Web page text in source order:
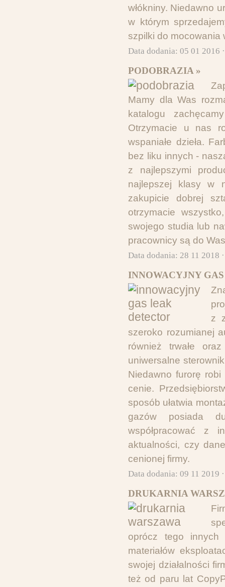
włókniny. Niedawno
w którym
szpilki do mocowania
Data dodania: 05 01 2016
PODOBRAZIA »
Mamy dla Was
katalogu
Otrzymacie u nas
wspaniałe dzieła.
bez liku innych -
z najlepszymi
najlepszej klasy w
zakupicie dobrej
otrzymacie
swojego studia lub
pracownicy są do
Data dodania: 28 11 2018
INNOWACYJNY
z
szeroko rozumianej
również trwałe
uniwersalne
Niedawno furorę
cenie.
sposób ułatwia
gazów posiada
współpracować z
aktualności, czy
cenionej firmy.
Data dodania: 09 11 2019
DRUKARNIA
oprócz tego innych
materiałów
swojej działalności
też od paru lat